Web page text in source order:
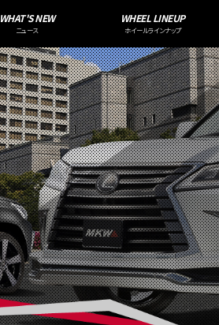
WHAT'S NEW
ニュース
WHEEL LINEUP
ホイールラインナップ